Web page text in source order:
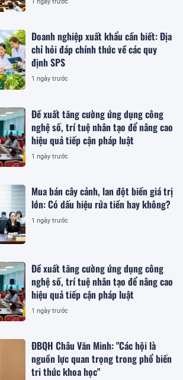
Doanh nghiệp xuất khẩu cần biết: Địa
chỉ hỏi đáp chính thức về các quy
định SPS
1 ngày trước
Đề xuất tăng cường ứng dụng công
nghệ số, trí tuệ nhân tạo để nâng cao
hiệu quả tiếp cận pháp luật
1 ngày trước
Mua bán cây cảnh, lan đột biến giá trị
lớn: Có dấu hiệu rửa tiền hay không?
1 ngày trước
Đề xuất tăng cường ứng dụng công
nghệ số, trí tuệ nhân tạo để nâng cao
hiệu quả tiếp cận pháp luật
1 ngày trước
ĐBQH Châu Văn Minh: "Các hội là
nguồn lực quan trọng trong phổ biến
tri thức khoa học"